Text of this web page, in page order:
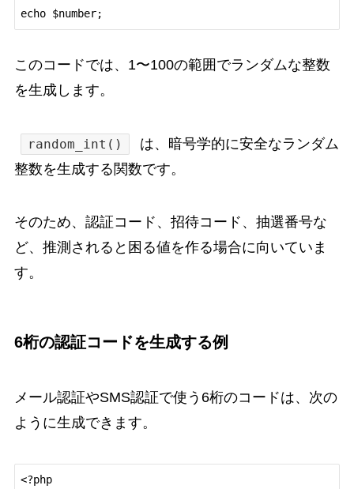
このコードでは、1〜100の範囲でランダムな整数
を生成します。
random_int()
は、暗号学的に安全なランダム
整数を生成する関数です。
そのため、認証コード、招待コード、抽選番号な
ど、推測されると困る値を作る場合に向いていま
す。
6桁の認証コードを生成する例
メール認証やSMS認証で使う6桁のコードは、次の
ように生成できます。
<?php